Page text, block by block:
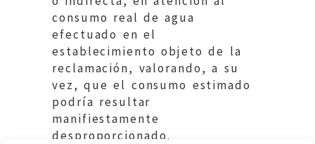
consumo real de agua
efectuado en el
establecimiento objeto de la
reclamación, valorando, a su
vez, que el consumo estimado
podría resultar
manifiestamente
desproporcionado.